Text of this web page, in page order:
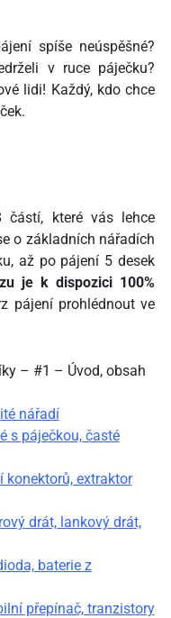
spíše neúspěšné?
v ruce páječku?
lidi! Každý, kdo chce
částí, které vás lehce
o základních nářadích
až po pájení 5 desek
je k dispozici 100%
pájení prohlédnout ve
– #1 – Úvod, obsah
nářadí
s páječkou, časté
extraktor
drát, lankový drát,
baterie z
přepínač, tranzistory